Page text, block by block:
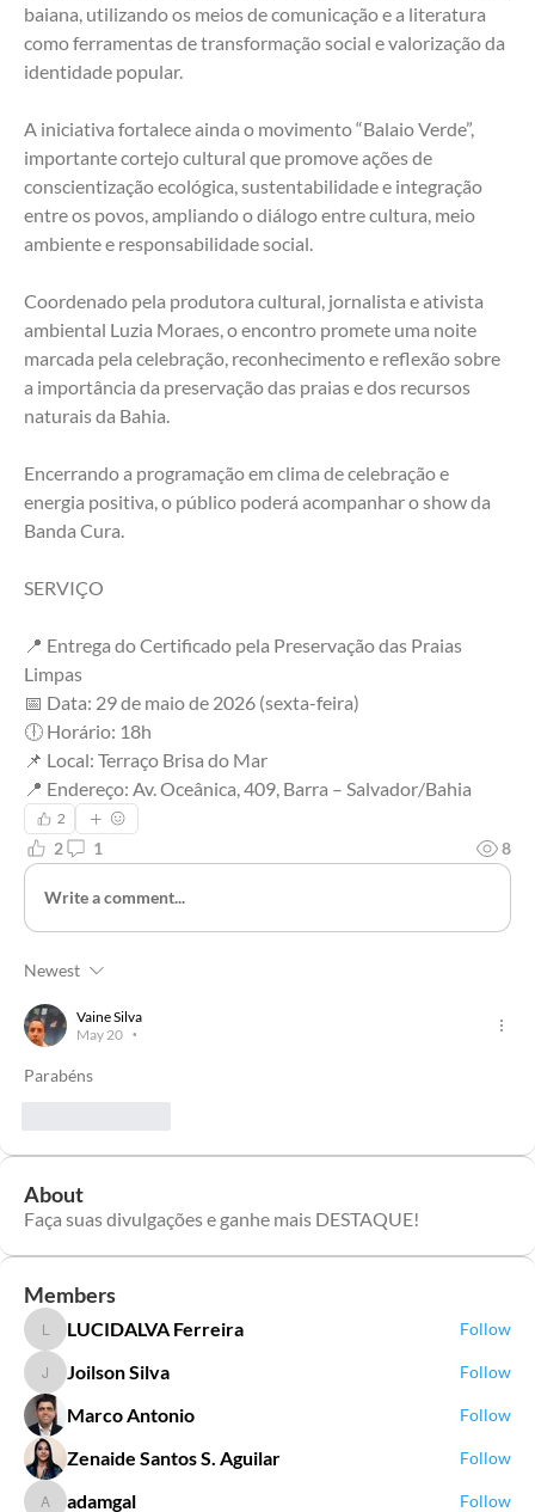
baiana, utilizando os meios de comunicação e a literatura
como ferramentas de transformação social e valorização da
identidade popular.
A iniciativa fortalece ainda o movimento “Balaio Verde”,
importante cortejo cultural que promove ações de
conscientização ecológica, sustentabilidade e integração
entre os povos, ampliando o diálogo entre cultura, meio
ambiente e responsabilidade social.
Coordenado pela produtora cultural, jornalista e ativista
ambiental Luzia Moraes, o encontro promete uma noite
marcada pela celebração, reconhecimento e reflexão sobre
a importância da preservação das praias e dos recursos
naturais da Bahia.
Encerrando a programação em clima de celebração e
energia positiva, o público poderá acompanhar o show da
Banda Cura.
SERVIÇO
📍 Entrega do Certificado pela Preservação das Praias
Limpas
📅 Data: 29 de maio de 2026 (sexta-feira)
🕕 Horário: 18h
📌 Local: Terraço Brisa do Mar
📍 Endereço: Av. Oceânica, 409, Barra – Salvador/Bahia
2
2 1 8
Write a comment...
Newest
Vaine Silva
May 20
•
Parabéns
About
Faça suas divulgações e ganhe mais DESTAQUE!
Members
LUCIDALVA Ferreira
LUCIDALVA Ferreira Follow
Joilson Silva
Joilson Silva Follow
Marco Antonio Follow
Zenaide Santos S. Aguilar Follow
adamgal Follow